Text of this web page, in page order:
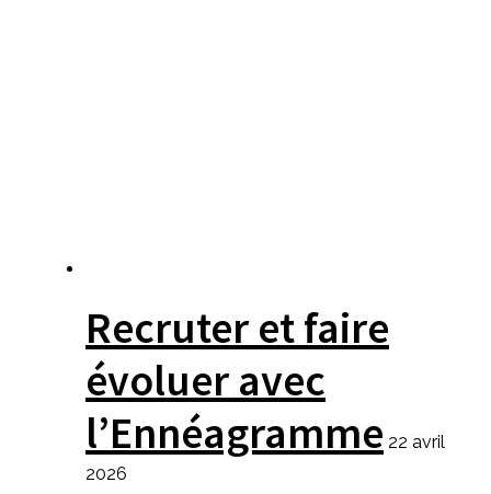
Recruter et faire
évoluer avec
l’Ennéagramme 22 avril
2026